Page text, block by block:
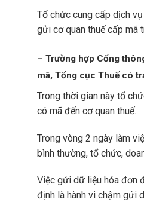
Tổ chức cung cấp dịch
gửi cơ quan thuế cấp mã
– Trường hợp Cổng
mã, Tổng cục Thuế có
Trong thời gian này tổ
có mã đến cơ quan thuế.
Trong vòng 2 ngày làm
bình thường, tổ chức,
Việc gửi dữ liệu hóa đơn
định là hành vi chậm gửi